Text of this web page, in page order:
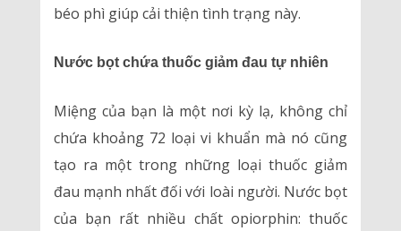
béo phì giúp cải thiện tình trạng này.
Nước bọt chứa thuốc giảm đau tự nhiên
Miệng của bạn là một nơi kỳ lạ, không chỉ
chứa khoảng 72 loại vi khuẩn mà nó cũng
tạo ra một trong những loại thuốc giảm
đau mạnh nhất đối với loài người. Nước bọt
của bạn rất nhiều chất opiorphin: thuốc